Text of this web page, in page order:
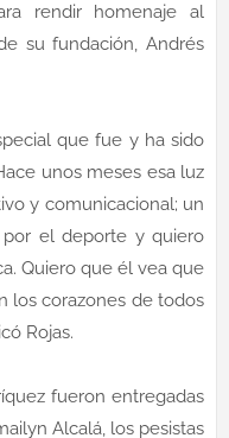
rendir homenaje al
su fundación, Andrés
que fue y ha sido
unos meses esa luz
y comunicacional; un
el deporte y quiero
Quiero que él vea que
los corazones de todos
Rojas.
fueron entregadas
Alcalá, los pesistas